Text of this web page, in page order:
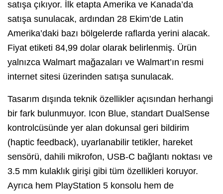
satışa çıkıyor. İlk etapta Amerika ve Kanada’da
satışa sunulacak, ardından 28 Ekim’de Latin
Amerika’daki bazı bölgelerde raflarda yerini alacak.
Fiyat etiketi 84,99 dolar olarak belirlenmiş. Ürün
yalnızca Walmart mağazaları ve Walmart’ın resmi
internet sitesi üzerinden satışa sunulacak.
Tasarım dışında teknik özellikler açısından herhangi
bir fark bulunmuyor. Icon Blue, standart DualSense
kontrolcüsünde yer alan dokunsal geri bildirim
(haptic feedback), uyarlanabilir tetikler, hareket
sensörü, dahili mikrofon, USB-C bağlantı noktası ve
3.5 mm kulaklık girişi gibi tüm özellikleri koruyor.
Ayrıca hem PlayStation 5 konsolu hem de